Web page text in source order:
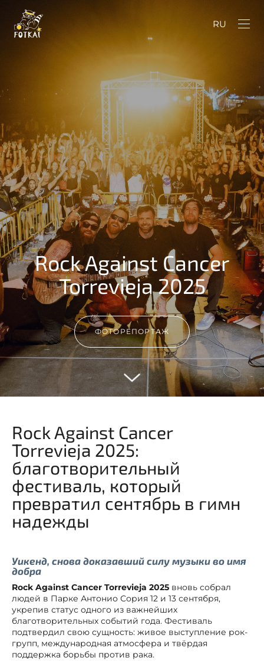
RU
Rock Against Cancer
Torrevieja 2025
ФОТОРЕПОРТАЖ
Rock Against Cancer
Torrevieja 2025:
благотворительный
фестиваль, который
превратил сентябрь в гимн
надежды
Уикенд, снова доказавший силу музыки во имя
добра
Rock Against Cancer Torrevieja 2025 вновь собрал
людей в Парке Антонио Сория 12 и 13 сентября,
укрепив статус одного из важнейших
благотворительных событий года. Фестиваль
подтвердил свою сущность: живое выступление рок-
групп, международная атмосфера и твёрдая
поддержка борьбы против рака.